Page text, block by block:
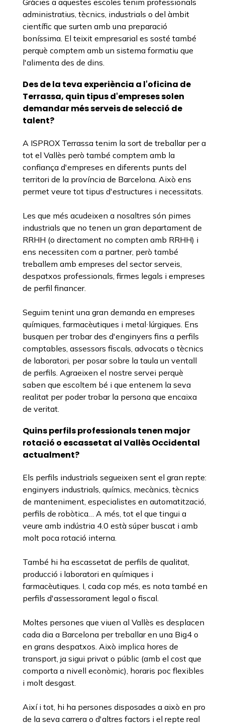
Gràcies a aquestes escoles tenim professionals
administratius, tècnics, industrials o del àmbit
científic que surten amb una preparació
boníssima. El teixit empresarial es sosté també
perquè comptem amb un sistema formatiu que
l'alimenta des de dins.
Des de la teva experiència a l'oficina de
Terrassa, quin tipus d'empreses solen
demandar més serveis de selecció de
talent?
A ISPROX Terrassa tenim la sort de treballar per a
tot el Vallès però també comptem amb la
confiança d'empreses en diferents punts del
territori de la província de Barcelona. Això ens
permet veure tot tipus d'estructures i necessitats.
Les que més acudeixen a nosaltres són pimes
industrials que no tenen un gran departament de
RRHH (o directament no compten amb RRHH) i
ens necessiten com a partner, però també
treballem amb empreses del sector serveis,
despatxos professionals, firmes legals i empreses
de perfil financer.
Seguim tenint una gran demanda en empreses
químiques, farmacèutiques i metal·lúrgiques. Ens
busquen per trobar des d'enginyers fins a perfils
comptables, assessors fiscals, advocats o tècnics
de laboratori, per posar sobre la taula un ventall
de perfils. Agraeixen el nostre servei perquè
saben que escoltem bé i que entenem la seva
realitat per poder trobar la persona que encaixa
de veritat.
Quins perfils professionals tenen major
rotació o escassetat al Vallès Occidental
actualment?
Els perfils industrials segueixen sent el gran repte:
enginyers industrials, químics, mecànics, tècnics
de manteniment, especialistes en automatització,
perfils de robòtica… A més, tot el que tingui a
veure amb indústria 4.0 està súper buscat i amb
molt poca rotació interna.
També hi ha escassetat de perfils de qualitat,
producció i laboratori en químiques i
farmacèutiques. I, cada cop més, es nota també en
perfils d'assessorament legal o fiscal.
Moltes persones que viuen al Vallès es desplacen
cada dia a Barcelona per treballar en una Big4 o
en grans despatxos. Això implica hores de
transport, ja sigui privat o públic (amb el cost que
comporta a nivell econòmic), horaris poc flexibles
i molt desgast.
Així i tot, hi ha persones disposades a això en pro
de la seva carrera o d'altres factors i el repte real